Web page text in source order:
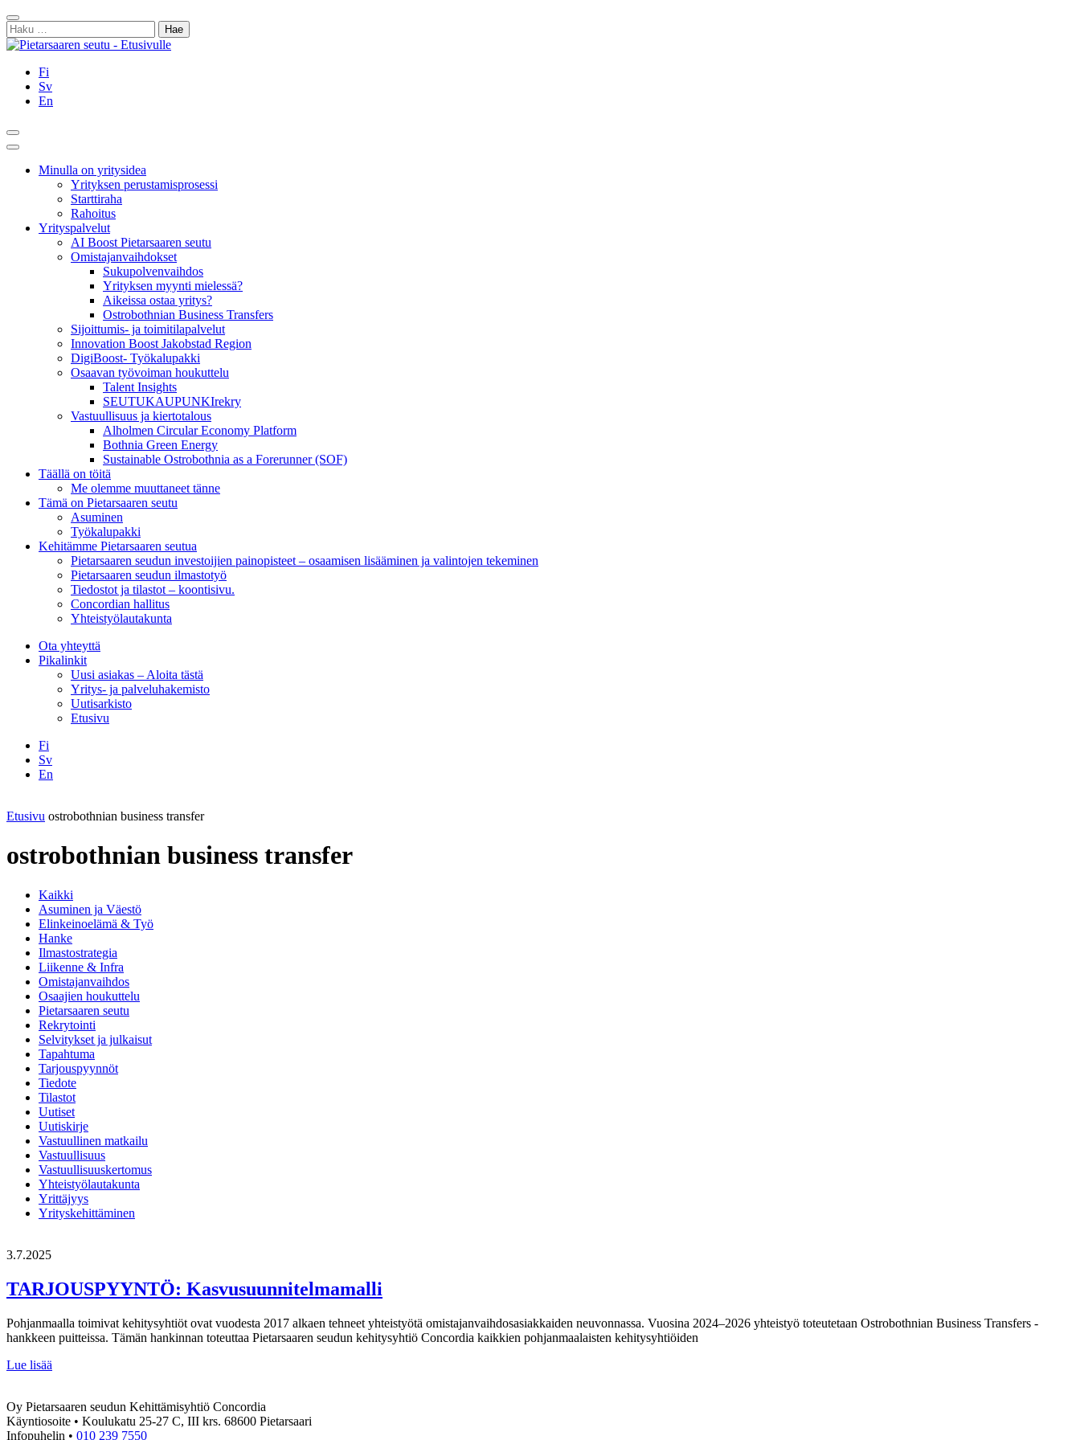
Siirry
sisältöön
Sulje
Haku:
Fi
Sv
En
Hae
Päävalikko
Minulla on yritysidea
Yrityksen perustamisprosessi
Starttiraha
Rahoitus
Yrityspalvelut
AI Boost Pietarsaaren seutu
Omistajanvaihdokset
Sukupolvenvaihdos
Yrityksen myynti mielessä?
Aikeissa ostaa yritys?
Ostrobothnian Business Transfers
Sijoittumis- ja toimitilapalvelut
Innovation Boost Jakobstad Region
DigiBoost- Työkalupakki
Osaavan työvoiman houkuttelu
Talent Insights
SEUTUKAUPUNKIrekry
Vastuullisuus ja kiertotalous
Alholmen Circular Economy Platform
Bothnia Green Energy
Sustainable Ostrobothnia as a Forerunner (SOF)
Täällä on töitä
Me olemme muuttaneet tänne
Tämä on Pietarsaaren seutu
Asuminen
Työkalupakki
Kehitämme Pietarsaaren seutua
Pietarsaaren seudun investoijien painopisteet – osaamisen lisääminen ja valintojen tekeminen
Pietarsaaren seudun ilmastotyö
Tiedostot ja tilastot – koontisivu.
Concordian hallitus
Yhteistyölautakunta
Ota yhteyttä
Pikalinkit
Uusi asiakas – Aloita tästä
Yritys- ja palveluhakemisto
Uutisarkisto
Etusivu
Fi
Sv
En
Etusivu ostrobothnian business transfer
ostrobothnian business transfer
Kaikki
Asuminen ja Väestö
Elinkeinoelämä & Työ
Hanke
Ilmastostrategia
Liikenne & Infra
Omistajanvaihdos
Osaajien houkuttelu
Pietarsaaren seutu
Rekrytointi
Selvitykset ja julkaisut
Tapahtuma
Tarjouspyynnöt
Tiedote
Tilastot
Uutiset
Uutiskirje
Vastuullinen matkailu
Vastuullisuus
Vastuullisuuskertomus
Yhteistyölautakunta
Yrittäjyys
Yrityskehittäminen
3.7.2025
TARJOUSPYYNTÖ: Kasvusuunnitelmamalli
Pohjanmaalla toimivat kehitysyhtiöt ovat vuodesta 2017 alkaen tehneet yhteistyötä omistajanvaihdosasiakkaiden neuvonnassa. Vuosina 2024–2026 yhteistyö toteutetaan Ostrobothnian Business Transfers -
hankkeen puitteissa. Tämän hankinnan toteuttaa Pietarsaaren seudun kehitysyhtiö Concordia kaikkien pohjanmaalaisten kehitysyhtiöiden
Lue lisää
Oy Pietarsaaren seudun Kehittämisyhtiö Concordia
Käyntiosoite • Koulukatu 25-27 C, III krs. 68600 Pietarsaari
Infopuhelin • 010 239 7550